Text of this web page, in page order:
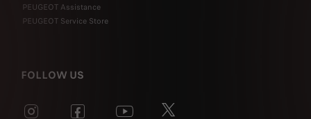
PEUGEOT Assistance
PEUGEOT Service Store
FOLLOW US